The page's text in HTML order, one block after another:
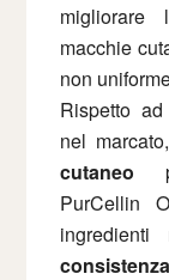
migliorare
macchie
non
Rispetto
nel marcato,
cutaneo
PurCellin